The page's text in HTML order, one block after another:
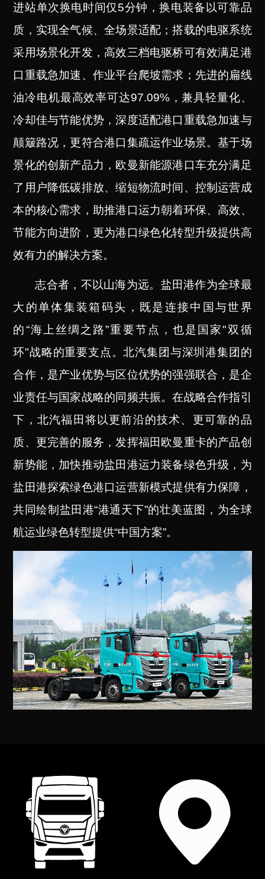
进站单次换电时间仅5分钟，换电装备以可靠品
质，实现全气候、全场景适配；搭载的电驱系统
采用场景化开发，高效三档电驱桥可有效满足港
口重载急加速、作业平台爬坡需求；先进的扁线
油冷电机最高效率可达97.09%，兼具轻量化、
冷却佳与节能优势，深度适配港口重载急加速与
颠簸路况，更符合港口集疏运作业场景。基于场
景化的创新产品力，欧曼新能源港口车充分满足
了用户降低碳排放、缩短物流时间、控制运营成
本的核心需求，助推港口运力朝着环保、高效、
节能方向进阶， 更为港口绿色化转型升级提供高
效有力的解决方案。
志合者，不以山海为远。盐田港作为全球最
大的单体集装箱码头，既是连接中国与世界
的“海上丝绸之路”重要节点，也是国家"双循
环"战略的重要支点。北汽集团与深圳港集团的
合作，是产业优势与区位优势的强强联合，是企
业责任与国家战略的同频共振。在战略合作指引
下，北汽福田将以更前沿的技术、更可靠的品
质、更完善的服务， 发挥福田欧曼重卡的产品创
新势能， 加快推动盐田港运力装备绿色升级，为
盐田港探索绿色港口运营新模式提供有力保障，
共同绘制盐田港“港通天下”的壮美蓝图，为全球
航运业绿色转型提供“中国方案”。
隐私条款 联系我们 友情链接 个人中心
24小时贵宾热线：4008-199-199